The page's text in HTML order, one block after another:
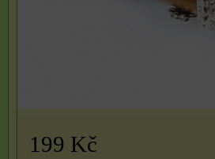
199 Kč